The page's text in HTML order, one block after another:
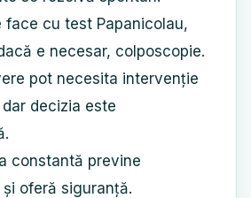
face cu test Papanicolau,
e necesar, colposcopie.
pot necesita intervenție
decizia este
constantă previne
oferă siguranță.